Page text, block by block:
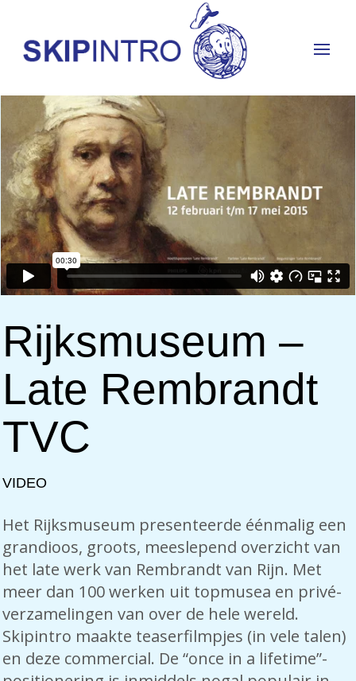
Rijksmuseum –
Late Rembrandt
TVC
VIDEO
Het Rijksmuseum presenteerde éénmalig een
grandioos, groots, meeslepend overzicht van
het late werk van Rembrandt van Rijn. Met
meer dan 100 werken uit topmusea en privé-
verzamelingen van over de hele wereld.
Skipintro maakte teaserfilmpjes (in vele talen)
en deze commercial. De “once in a lifetime”-